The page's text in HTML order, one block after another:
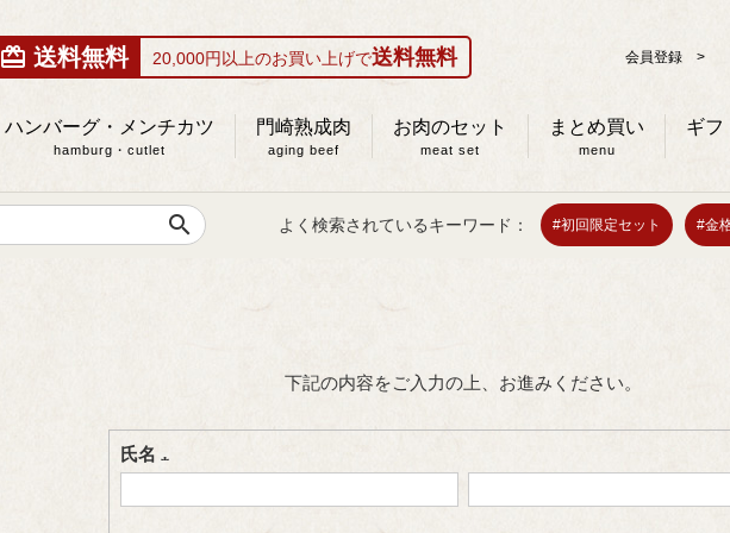
card_giftcard 送料無料 20,000円以上のお買い上げで送料無料 会員登録 >
ハンバーグ・メンチカツ
hamburg・cutlet
門崎熟成肉
aging beef
お肉のセット
meat set
まとめ買い
menu
ギフ
search よく検索されているキーワード： #初回限定セット #金
下記の内容をご入力の上、お進みください。
氏名
(必